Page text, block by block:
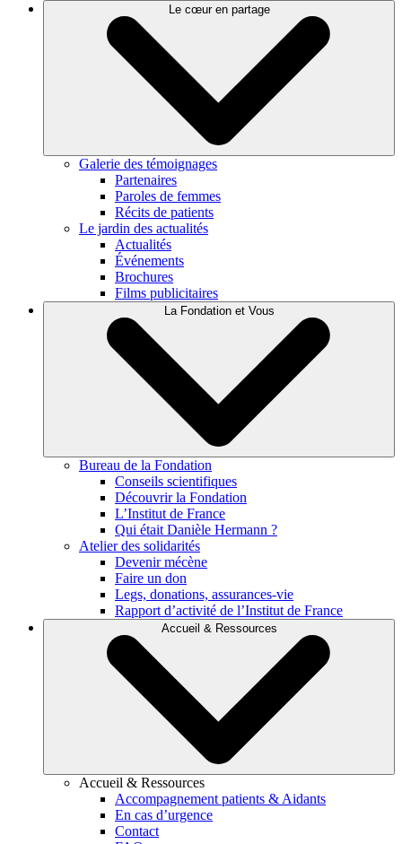
Le cœur en partage
Galerie des témoignages
Partenaires
Paroles de femmes
Récits de patients
Le jardin des actualités
Actualités
Événements
Brochures
Films publicitaires
La Fondation et Vous
Bureau de la Fondation
Conseils scientifiques
Découvrir la Fondation
L’Institut de France
Qui était Danièle Hermann ?
Atelier des solidarités
Devenir mécène
Faire un don
Legs, donations, assurances-vie
Rapport d’activité de l’Institut de France
Accueil & Ressources
Accueil & Ressources
Accompagnement patients & Aidants
En cas d’urgence
Contact